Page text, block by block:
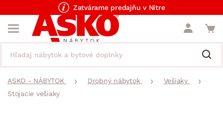
Zatvárame predajňu v Nitre
ASKO - NÁBYTOK Drobný nábytok
Vešiaky
Stojacie vešiaky